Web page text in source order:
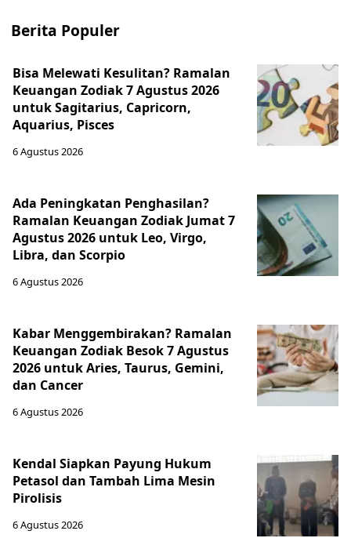
Berita Populer
Bisa Melewati Kesulitan? Ramalan
Keuangan Zodiak 7 Agustus 2026
untuk Sagitarius, Capricorn,
Aquarius, Pisces
6 Agustus 2026
Ada Peningkatan Penghasilan?
Ramalan Keuangan Zodiak Jumat 7
Agustus 2026 untuk Leo, Virgo,
Libra, dan Scorpio
6 Agustus 2026
Kabar Menggembirakan? Ramalan
Keuangan Zodiak Besok 7 Agustus
2026 untuk Aries, Taurus, Gemini,
dan Cancer
6 Agustus 2026
Kendal Siapkan Payung Hukum
Petasol dan Tambah Lima Mesin
Pirolisis
6 Agustus 2026